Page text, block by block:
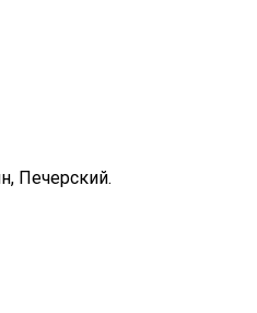
Печерский.